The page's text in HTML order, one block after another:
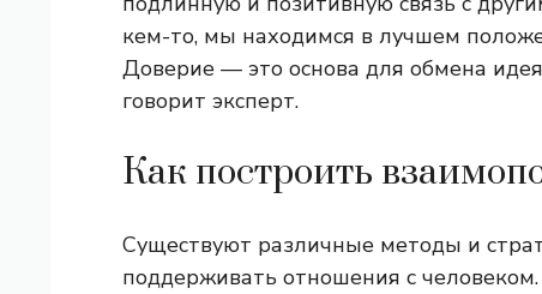
кем-то, мы находимся в лучшем
Доверие — это основа для обмена
говорит эксперт.
Как построить
Существуют различные методы и
поддерживать отношения с